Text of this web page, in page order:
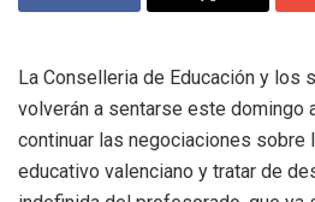
La Conselleria de Educación y los
volverán a sentarse este domingo
continuar las negociaciones
educativo valenciano y tratar de